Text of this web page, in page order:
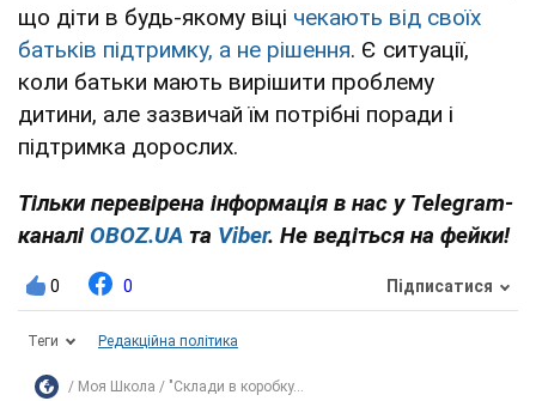
що діти в будь-якому віці чекають від своїх
батьків підтримку, а не рішення. Є ситуації,
коли батьки мають вирішити проблему
дитини, але зазвичай їм потрібні поради і
підтримка дорослих.
Тільки перевірена інформація в нас у Telegram-
каналі OBOZ.UA та Viber. Не ведіться на фейки!
0 0 Підписатися
Теги Редакційна політика
Моя Школа "Склади в коробку...